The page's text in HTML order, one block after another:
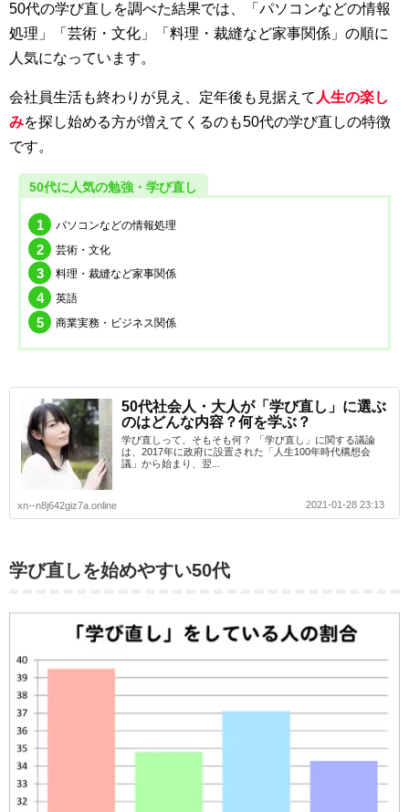
50代の学び直しを調べた結果では、「パソコンなどの情報
処理」「芸術・文化」「料理・裁縫など家事関係」の順に
人気になっています。
会社員生活も終わりが見え、定年後も見据えて 人生の楽し
みを探し始める方が増えてくるのも50代の学び直しの特徴
です。
50代に人気の勉強・学び直し
パソコンなどの情報処理
芸術・文化
料理・裁縫など家事関係
英語
商業実務・ビジネス関係
50代社会人・大人が「学び直し」に選ぶ
のはどんな内容？何を学ぶ？
学び直しって、そもそも何？ 「学び直し」に関する議論
は、2017年に政府に設置された「人生100年時代構想会
議」から始まり、翌...
xn--n8j642giz7a.online 2021-01-28 23:13
学び直しを始めやすい50代